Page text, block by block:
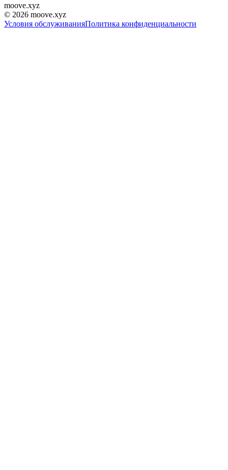
moove.xyz
© 2026 moove.xyz
Условия обслуживанияПолитика конфиденциальности